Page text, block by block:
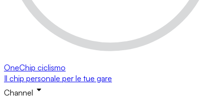
OneChip ciclismo
Il chip personale per le tue gare
Channel